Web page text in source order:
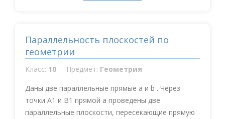
Параллельность плоскостей по
геометрии
Класс: 10 Предмет: Геометрия
Даны две параллельные прямые a и b . Через
точки А1 и В1 прямой a проведены две
параллельные плоскости, пересекающие прямую